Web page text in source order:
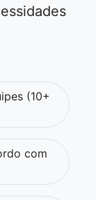
(10+
com